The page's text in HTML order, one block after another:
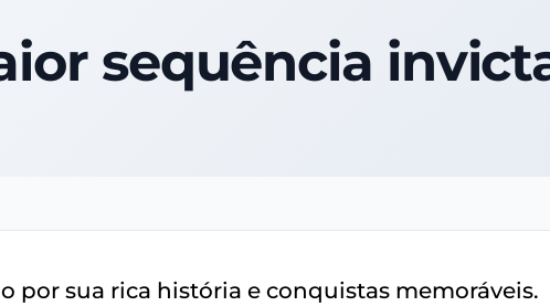
sequência
por sua rica história e conquistas memoráveis.